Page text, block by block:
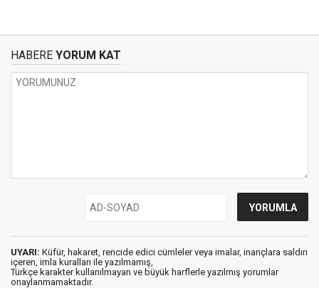
HABERE YORUM KAT
UYARI: Küfür, hakaret, rencide edici cümleler veya imalar, inançlara saldırı
içeren, imla kuralları ile yazılmamış,
Türkçe karakter kullanılmayan ve büyük harflerle yazılmış yorumlar
onaylanmamaktadır.